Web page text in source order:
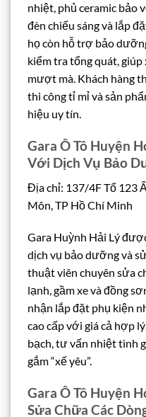
nhiệt, phủ ceramic bảo
đèn chiếu sáng và lắp
họ còn hỗ trợ bảo
kiểm tra tổng quát, giúp
mượt mà. Khách hàng
thi công tỉ mỉ và sản
hiệu uy tín.
Gara Ô Tô Huyện
Với Dịch Vụ Bảo
Địa chỉ: 137/4F Tổ 123
Môn, TP Hồ Chí Minh
Gara Huỳnh Hải Lý
dịch vụ bảo dưỡng và
thuật viên chuyên sửa
lạnh, gầm xe và đồng
nhận lắp đặt phụ kiện
cao cấp với giá cả hợp
bạch, tư vấn nhiệt tình
gắm “xế yêu”.
Gara Ô Tô Huyện
Sửa Chữa Các